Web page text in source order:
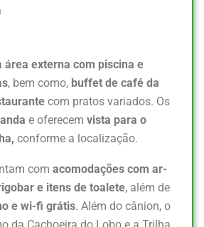
área externa com piscina e
, bem como, buffet de café da
com pratos variados. Os
e oferecem vista para o
conforme a localização.
com acomodações com ar-
e itens de toalete, além de
e wi-fi grátis. Além do cânion, o
da Cachoeira do Lobo e a Trilha